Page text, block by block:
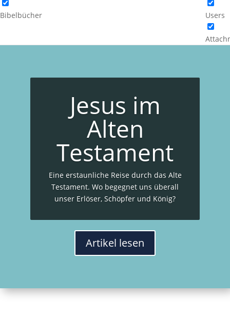
Bibelbücher Users
Jesus im
Alten
Testament
Eine erstaunliche Reise durch das Alte
Testament. Wo begegnet uns überall
unser Erlöser, Schöpfer und König?
Artikel lesen